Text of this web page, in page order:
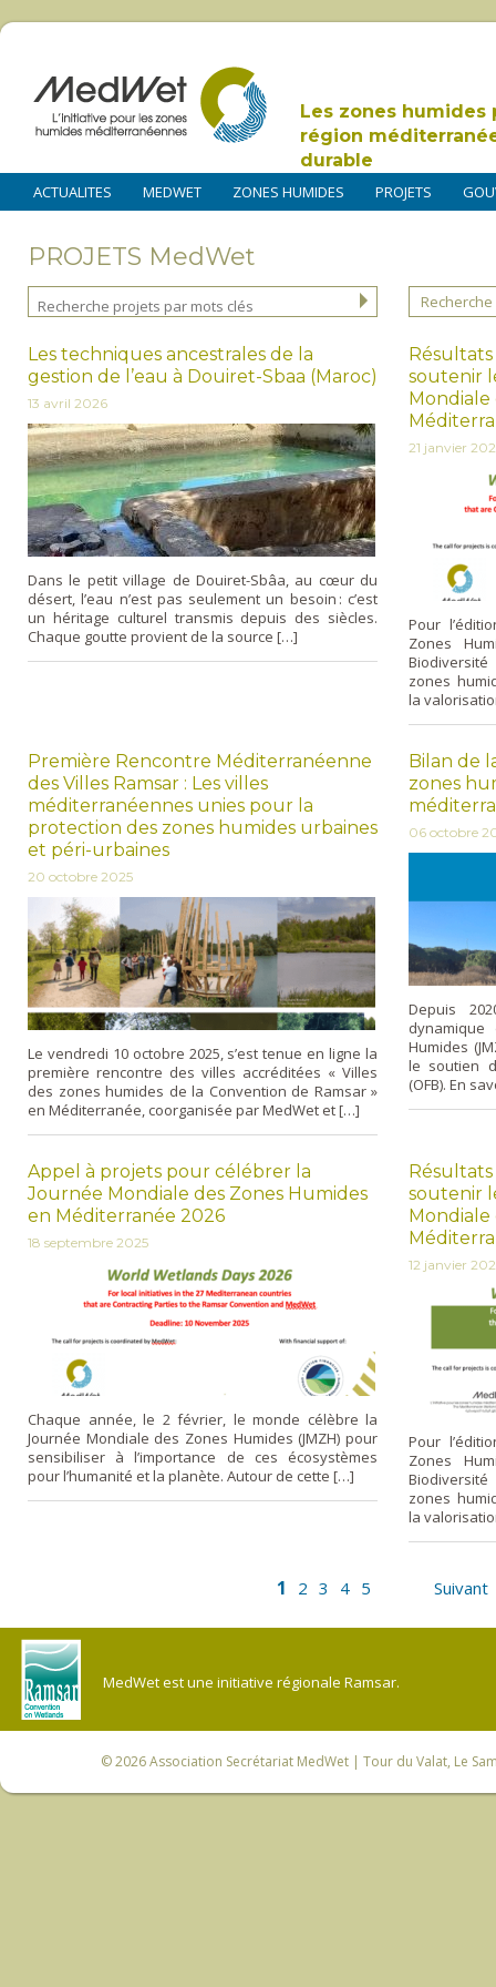
Les zones humides
région
durable
ACTUALITES MEDWET ZONES HUMIDES PROJETS
PROJETS MedWet
Les techniques ancestrales de la
gestion de l’eau à Douiret-Sbaa (Maroc)
13 avril 2026
Dans le petit village de Douiret-Sbâa, au cœur du
désert, l’eau n’est pas seulement un besoin : c’est
un héritage culturel transmis depuis des siècles.
Chaque goutte provient de la source […]
soutenir
Mondiale
21 janvier
Pour
Zones
Biodiversité
zones
la
Première Rencontre Méditerranéenne
des Villes Ramsar : Les villes
méditerranéennes unies pour la
protection des zones humides urbaines
et péri-urbaines
20 octobre 2025
Le vendredi 10 octobre 2025, s’est tenue en ligne la
première rencontre des villes accréditées « Villes
des zones humides de la Convention de Ramsar »
en Méditerranée, coorganisée par MedWet et […]
Bilan de
zones
06 octobre
Depuis
Humides
le soutien
(OFB). En
Appel à projets pour célébrer la
Journée Mondiale des Zones Humides
en Méditerranée 2026
18 septembre 2025
Chaque année, le 2 février, le monde célèbre la
Journée Mondiale des Zones Humides (JMZH) pour
sensibiliser à l’importance de ces écosystèmes
pour l’humanité et la planète. Autour de cette […]
soutenir
Mondiale
12 janvier
Pour
Zones
Biodiversité
zones
la
1 2 3 4 5
MedWet est une initiative régionale Ramsar.
© 2026Association Secrétariat MedWet | Tour du Valat, Le